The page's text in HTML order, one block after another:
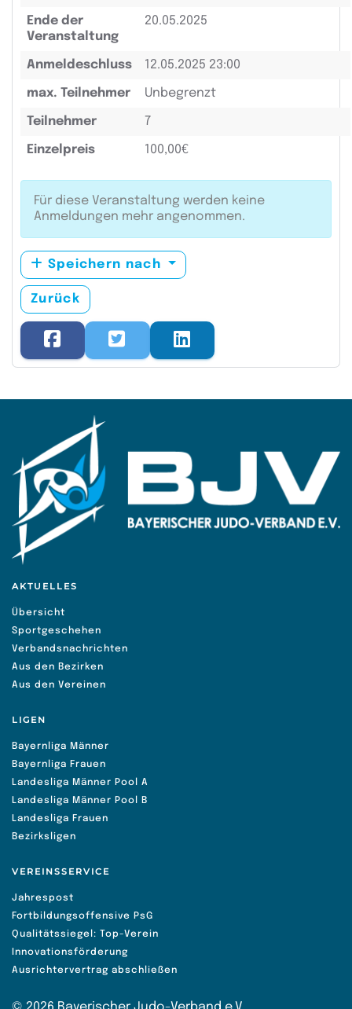
Ende der
Veranstaltung
20.05.2025
Anmeldeschluss 12.05.2025 23:00
max. Teilnehmer Unbegrenzt
Teilnehmer 7
Einzelpreis 100,00€
Für diese Veranstaltung werden keine
Anmeldungen mehr angenommen.
Speichern nach
Zurück
AKTUELLES
Übersicht
Sportgeschehen
Verbandsnachrichten
Aus den Bezirken
Aus den Vereinen
LIGEN
Bayernliga Männer
Bayernliga Frauen
Landesliga Männer Pool A
Landesliga Männer Pool B
Landesliga Frauen
Bezirksligen
VEREINSSERVICE
Jahrespost
Fortbildungsoffensive PsG
Qualitätssiegel: Top-Verein
Innovationsförderung
Ausrichtervertrag abschließen